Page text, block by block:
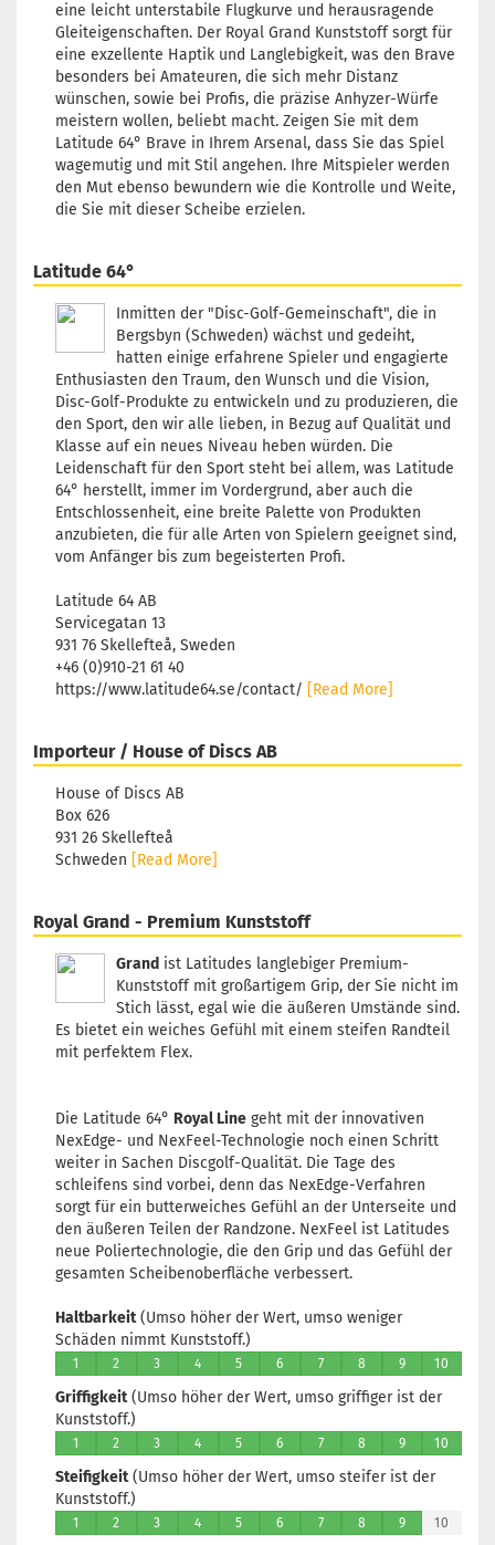
1
1
Lila/
1
Rosa/
Rosa/
eine leicht unterstabile Flugkurve und herausragende
Gleiteigenschaften. Der Royal Grand Kunststoff sorgt für
eine exzellente Haptik und Langlebigkeit, was den Brave
besonders bei Amateuren, die sich mehr Distanz
wünschen, sowie bei Profis, die präzise Anhyzer-Würfe
meistern wollen, beliebt macht. Zeigen Sie mit dem
Latitude 64° Brave in Ihrem Arsenal, dass Sie das Spiel
wagemutig und mit Stil angehen. Ihre Mitspieler werden
den Mut ebenso bewundern wie die Kontrolle und Weite,
die Sie mit dieser Scheibe erzielen.
Latitude 64°
Inmitten der "Disc-Golf-Gemeinschaft", die in
Bergsbyn (Schweden) wächst und gedeiht,
hatten einige erfahrene Spieler und engagierte
Enthusiasten den Traum, den Wunsch und die Vision,
Disc-Golf-Produkte zu entwickeln und zu produzieren, die
den Sport, den wir alle lieben, in Bezug auf Qualität und
Klasse auf ein neues Niveau heben würden. Die
Leidenschaft für den Sport steht bei allem, was Latitude
64° herstellt, immer im Vordergrund, aber auch die
Entschlossenheit, eine breite Palette von Produkten
anzubieten, die für alle Arten von Spielern geeignet sind,
vom Anfänger bis zum begeisterten Profi.
Latitude 64 AB
Servicegatan 13
931 76 Skellefteå, Sweden
+46 (0)910-21 61 40
https://www.latitude64.se/contact/ [Read More]
Importeur / House of Discs AB
House of Discs AB
Box 626
931 26 Skellefteå
Schweden [Read More]
Royal Grand - Premium Kunststoff
Grand ist Latitudes langlebiger Premium-
Kunststoff mit großartigem Grip, der Sie nicht im
Stich lässt, egal wie die äußeren Umstände sind.
Es bietet ein weiches Gefühl mit einem steifen Randteil
mit perfektem Flex.
Die Latitude 64° Royal Line geht mit der innovativen
NexEdge- und NexFeel-Technologie noch einen Schritt
weiter in Sachen Discgolf-Qualität. Die Tage des
schleifens sind vorbei, denn das NexEdge-Verfahren
sorgt für ein butterweiches Gefühl an der Unterseite und
den äußeren Teilen der Randzone. NexFeel ist Latitudes
neue Poliertechnologie, die den Grip und das Gefühl der
gesamten Scheibenoberfläche verbessert.
Haltbarkeit(Umso höher der Wert, umso weniger
Schäden nimmt Kunststoff.)
1 2 3 4 5 6 7 8 9 10
Griffigkeit(Umso höher der Wert, umso griffiger ist der
Kunststoff.)
1 2 3 4 5 6 7 8 9 10
Steifigkeit(Umso höher der Wert, umso steifer ist der
Kunststoff.)
1 2 3 4 5 6 7 8 9 10